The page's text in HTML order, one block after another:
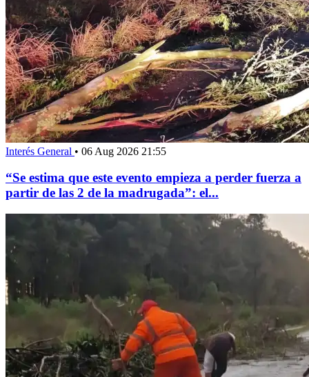
Interés General • 06 Aug 2026 21:55
“Se estima que este evento empieza a perder fuerza a
partir de las 2 de la madrugada”: el...